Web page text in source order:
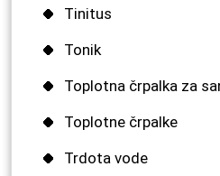
Tinitus
Tonik
Toplotna črpalka za
Toplotne črpalke
Trdota vode